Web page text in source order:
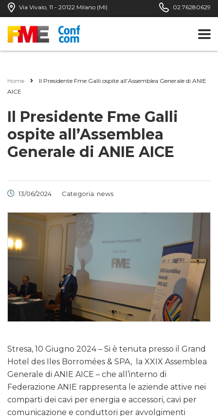
Via Vivaio, 11 - 20122 Milano (MI) 02.76280629
Home
Il Presidente Fme Galli ospite all’Assemblea Generale di ANIE
AICE
Il Presidente Fme Galli
ospite all’Assemblea
Generale di ANIE AICE
13/06/2024 Categoria: news
Stresa, 10 Giugno 2024 – Si è tenuta presso il Grand
Hotel des Iles Borromées & SPA, la XXIX Assemblea
Generale di ANIE AICE – che all’interno di
Federazione ANIE rappresenta le aziende attive nei
comparti dei cavi per energia e accessori, cavi per
comunicazione e conduttori per avvolgimenti